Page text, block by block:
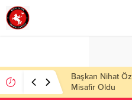
Başkan Nihat
Misafir Oldu